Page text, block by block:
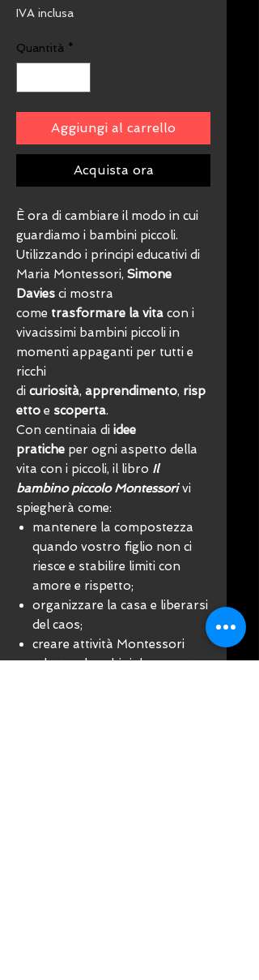
IVA inclusa
Quantità *
Aggiungi al carrello
Acquista ora
È ora di cambiare il modo in cui
guardiamo i bambini piccoli.
Utilizzando i principi educativi di
Maria Montessori, Simone
Davies ci mostra
come trasformare la vita con i
vivacissimi bambini piccoli in
momenti appaganti per tutti e
ricchi
di curiosità, apprendimento, risp
etto e scoperta.
Con centinaia di idee
pratiche per ogni aspetto della
vita con i piccoli, il libro Il
bambino piccolo Montessorivi
spiegherà come:
mantenere la compostezza
quando vostro figlio non ci
riesce e stabilire limiti con
amore e rispetto;
organizzare la casa e liberarsi
del caos;
creare attività Montessori
adatte a bambini da uno a tre